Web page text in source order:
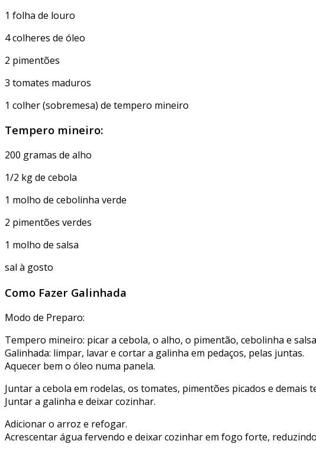
1 folha de louro
4 colheres de óleo
2 pimentões
3 tomates maduros
1 colher (sobremesa) de tempero mineiro
Tempero mineiro:
200 gramas de alho
1/2 kg de cebola
1 molho de cebolinha verde
2 pimentões verdes
1 molho de salsa
sal à gosto
Como Fazer Galinhada
Modo de Preparo:
Tempero mineiro: picar a cebola, o alho, o pimentão, cebolinha e
Galinhada: limpar, lavar e cortar a galinha em pedaços, pelas juntas.
Aquecer bem o óleo numa panela.
Juntar a cebola em rodelas, os tomates, pimentões picados e demais
Juntar a galinha e deixar cozinhar.
Adicionar o arroz e refogar.
Acrescentar água fervendo e deixar cozinhar em fogo forte,